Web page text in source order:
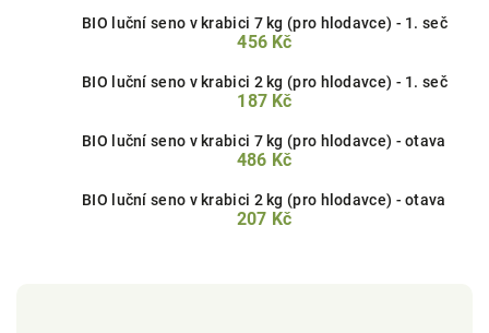
BIO luční seno v krabici 7 kg (pro hlodavce) - 1. seč
456 Kč
BIO luční seno v krabici 2 kg (pro hlodavce) - 1. seč
187 Kč
BIO luční seno v krabici 7 kg (pro hlodavce) - otava
486 Kč
BIO luční seno v krabici 2 kg (pro hlodavce) - otava
207 Kč